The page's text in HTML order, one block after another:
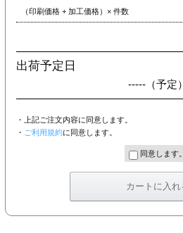
（印刷価格 + 加工価格）× 件数
出荷予定日
-----（予定）
・上記ご注文内容に同意します。
・ ご利用規約に同意します。
同意します。